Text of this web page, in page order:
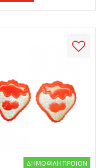
ΔΗΜΟΦΙΛΉ ΠΡΟΪΌΝ